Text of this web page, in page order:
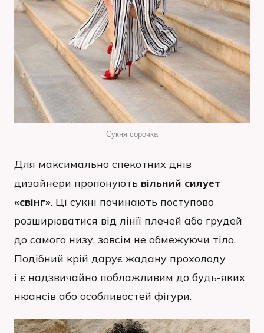
Сукня сорочка
Для максимально спекотних днів
дизайнери пропонують вільний силует
«свінг». Ці сукні починають поступово
розширюватися від лінії плечей або грудей
до самого низу, зовсім не обмежуючи тіло.
Подібний крій дарує жадану прохолоду
і є надзвичайно поблажливим до будь-яких
нюансів або особливостей фігури.